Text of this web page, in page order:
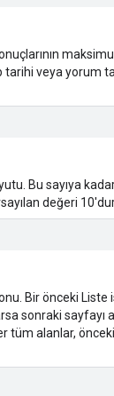
tarihi veya yorum
Bu sayıya
değeri
Bir önceki
sonraki sayfayı
tüm alanlar,